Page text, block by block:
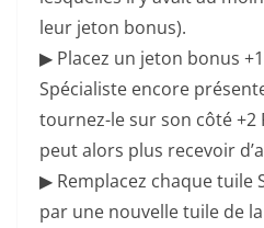
leur jeton bonus).
▶ Placez un jeton bonus
Spécialiste encore
tournez-le sur son côté +2
peut alors plus recevoir
▶ Remplacez chaque tuile
par une nouvelle tuile de